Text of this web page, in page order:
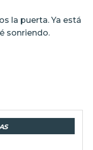
la puerta. Ya está
sonriendo.